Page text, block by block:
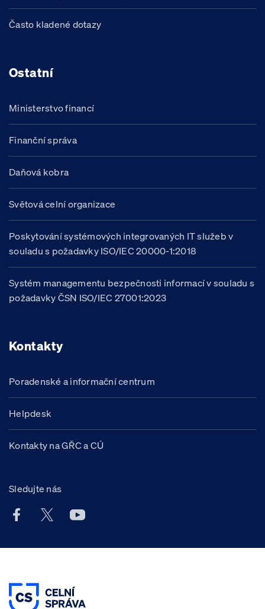
Často kladené dotazy
Ostatní
Ministerstvo financí
Finanční správa
Daňová kobra
Světová celní organizace
Poskytování systémových integrovaných IT služeb v
souladu s požadavky ISO/IEC 20000-1:2018
Systém managementu bezpečnosti informací v souladu s
požadavky ČSN ISO/IEC 27001:2023
Kontakty
Poradenské a informační centrum
Helpdesk
Kontakty na GŘC a CÚ
Sledujte nás
Facebook účet Celní správy ČR
X účet Celní správy ČR
Youtube účet Celní správy ČR